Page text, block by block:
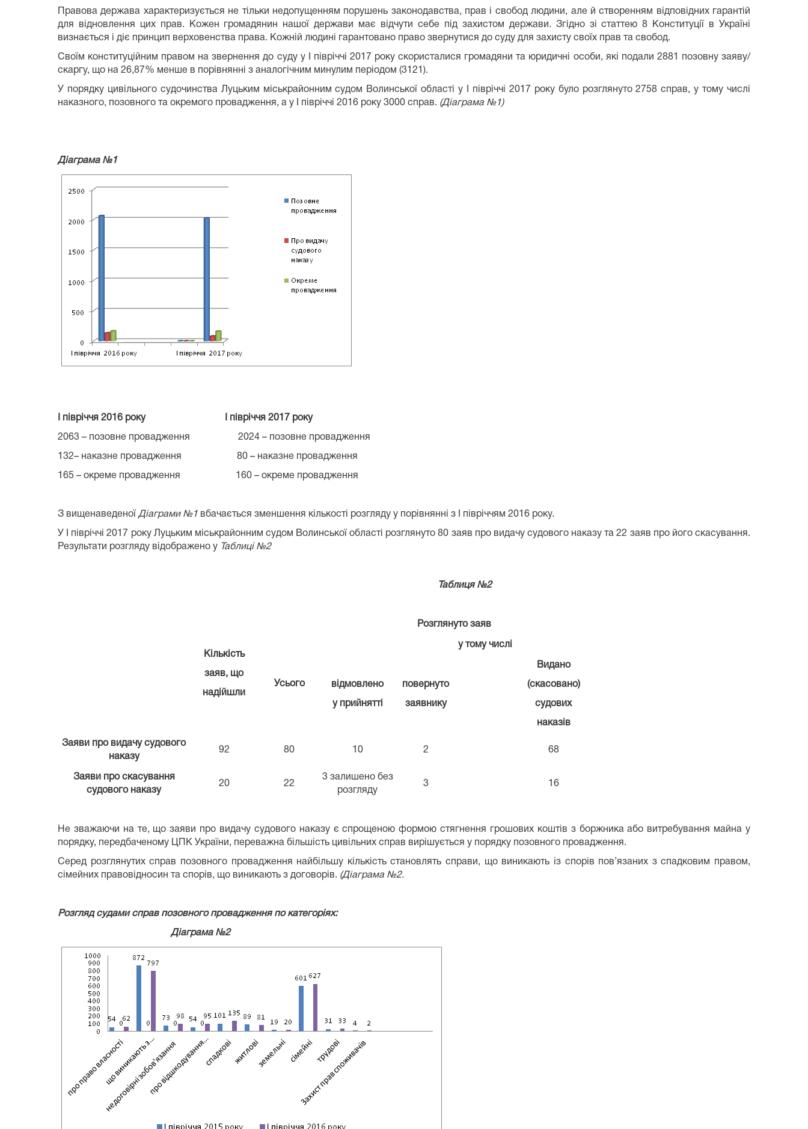
Правова держава характеризується не тільки недопущенням порушень законодавства, прав і свобод людини, але й створенням відповідних гарантій
для відновлення цих прав. Кожен громадянин нашої держави має відчути себе під захистом держави. Згідно зі статтею 8 Конституції в Україні
визнається і діє принцип верховенства права. Кожній людині гарантовано право звернутися до суду для захисту своїх прав та свобод.
Своїм конституційним правом на звернення до суду у І півріччі 2017 року скористалися громадяни та юридичні особи, які подали 2881 позовну заяву/
скаргу, що на 26,87% менше в порівнянні з аналогічним минулим періодом (3121).
У порядку цивільного судочинства Луцьким міськрайонним судом Волинської області у І півріччі 2017 року було розглянуто 2758 справ, у тому числі
наказного, позовного та окремого провадження, а у І півріччі 2016 року 3000 справ. (Діаграма №1)
Діаграма №1
І півріччя 2016 року І півріччя 2017 року
2063 – позовне провадження 2024 – позовне провадження
132– наказне провадження 80 – наказне провадження
165 – окреме провадження 160 – окреме провадження
З вищенаведеної Діаграми №1 вбачається зменшення кількості розгляду у порівнянні з І півріччям 2016 року.
У І півріччі 2017 року Луцьким міськрайонним судом Волинської області розглянуто 80 заяв про видачу судового наказу та 22 заяв про його скасування.
Результати розгляду відображено у Таблиці №2
Таблиця №2
Кількість
заяв, що
надійшли
Розглянуто заяв
Усього
у тому числі
відмовлено
у прийнятті
повернуто
заявнику
Видано
(скасовано)
судових
наказів
Заяви про видачу судового
наказу
92 80 10 2 68
Заяви про скасування
судового наказу
20 22
3 залишено без
розгляду
3 16
Не зважаючи на те, що заяви про видачу судового наказу є спрощеною формою стягнення грошових коштів з боржника або витребування майна у
порядку, передбаченому ЦПК України, переважна більшість цивільних справ вирішується у порядку позовного провадження.
Серед розглянутих справ позовного провадження найбільшу кількість становлять справи, що виникають із спорів пов’язаних з спадковим правом,
сімейних правовідносин та спорів, що виникають з договорів. (Діаграма №2.
Розгляд судами справ позовного провадження по категоріях:
Діаграма №2